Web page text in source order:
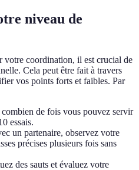
niveau de
votre coordination, il est crucial de
Cela peut être fait à travers
vos points forts et faibles. Par
de fois vous pouvez servir
essais.
un partenaire, observez votre
précises plusieurs fois sans
des sauts et évaluez votre